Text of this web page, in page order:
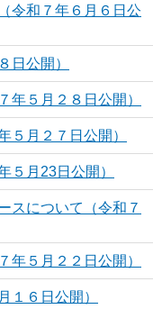
令和７年６月６日公
日公開）
年５月２８日公開）
５月２７日公開）
５月23日公開）
スについて（令和７
年５月２２日公開）
１６日公開）